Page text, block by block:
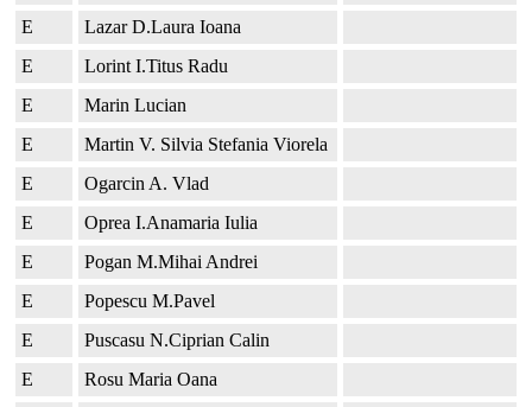
E
Lazar D.Laura Ioana
E
Lorint I.Titus Radu
E
Marin Lucian
E
Martin V. Silvia Stefania Viorela
E
Ogarcin A. Vlad
E
Oprea I.Anamaria Iulia
E
Pogan M.Mihai Andrei
E
Popescu M.Pavel
E
Puscasu N.Ciprian Calin
E
Rosu Maria Oana